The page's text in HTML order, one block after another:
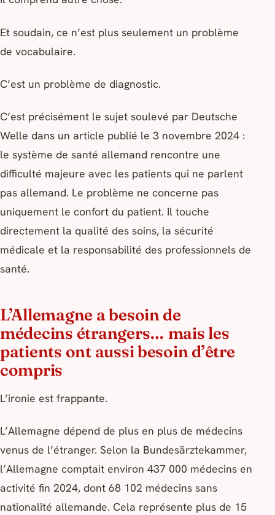
Et soudain, ce n’est plus seulement un problème
de vocabulaire.
C’est un problème de diagnostic.
C’est précisément le sujet soulevé par Deutsche
Welle dans un article publié le 3 novembre 2024 :
le système de santé allemand rencontre une
difficulté majeure avec les patients qui ne parlent
pas allemand. Le problème ne concerne pas
uniquement le confort du patient. Il touche
directement la qualité des soins, la sécurité
médicale et la responsabilité des professionnels de
santé.
L’Allemagne a besoin de
médecins étrangers… mais les
patients ont aussi besoin d’être
compris
L’ironie est frappante.
L’Allemagne dépend de plus en plus de médecins
venus de l’étranger. Selon la Bundesärztekammer,
l’Allemagne comptait environ 437 000 médecins en
activité fin 2024, dont 68 102 médecins sans
nationalité allemande. Cela représente plus de 15